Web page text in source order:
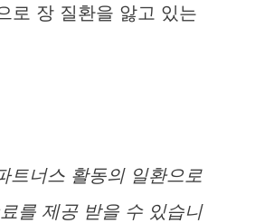
로 장 질환을 앓고 있는
트너스 활동의 일환으로
를 제공 받을 수 있습니